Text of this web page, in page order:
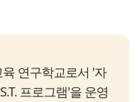
연구학교로서 '자
프로그램'을 운영